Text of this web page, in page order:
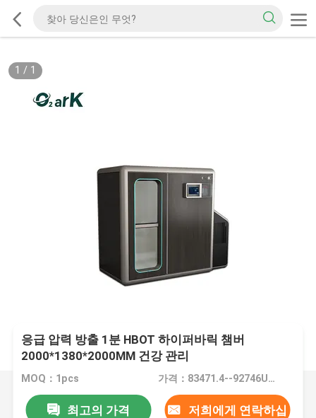
1 / 1
응급 압력 방출 1분 HBOT 하이퍼바릭 챔버
2000*1380*2000MM 건강 관리
MOQ：1pcs 가격：83471.4--92746USD
최고의 가격 저희에게 연락하십